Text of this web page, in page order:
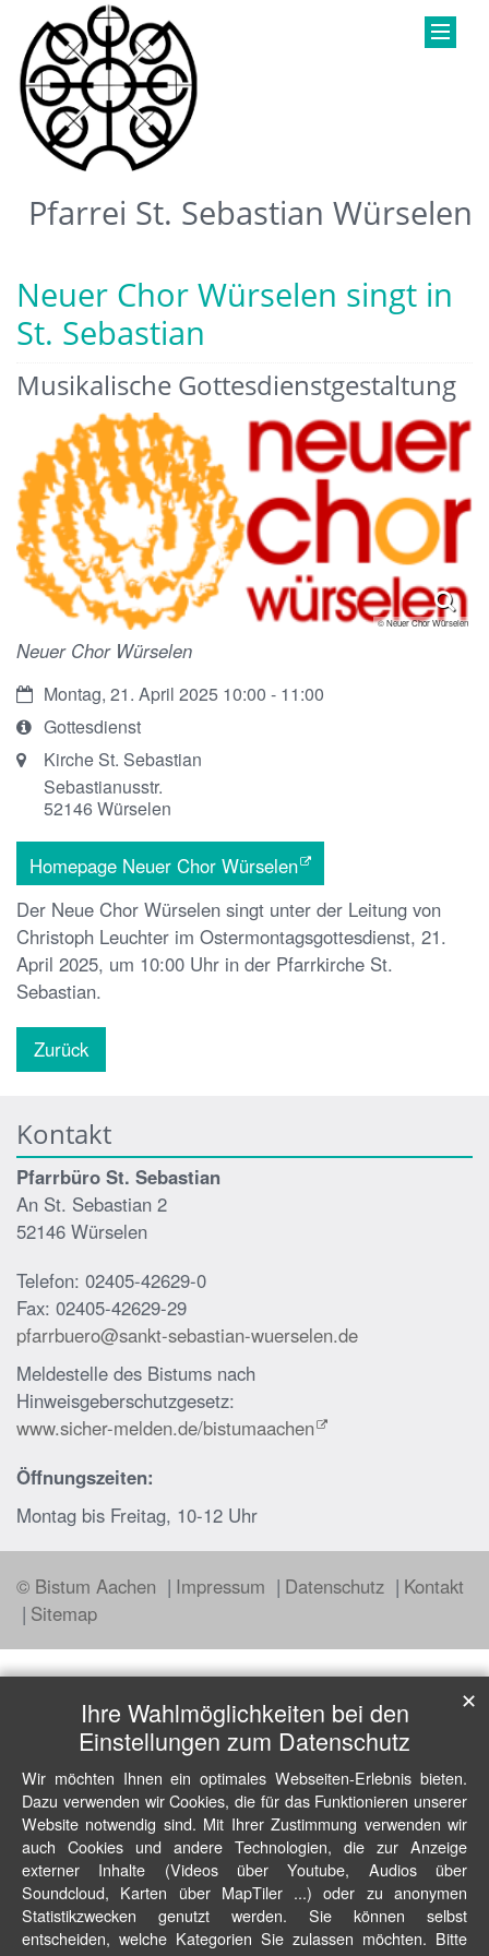
Pfarrei St. Sebastian Würselen
Neuer Chor Würselen singt in
St. Sebastian
Musikalische Gottesdienstgestaltung
© Neuer Chor Würselen
Neuer Chor Würselen
Datum:Montag, 21. April 2025 10:00 - 11:00
Art
bzw.
Nummer:
Gottesdienst
Ort: Kirche St. Sebastian
Sebastianusstr.
52146Würselen
Homepage Neuer Chor Würselen
Der Neue Chor Würselen singt unter der Leitung von
Christoph Leuchter im Ostermontagsgottesdienst, 21.
April 2025, um 10:00 Uhr in der Pfarrkirche St.
Sebastian.
Zurück
Kontakt
Pfarrbüro St. Sebastian
An St. Sebastian 2
52146 Würselen
Telefon: 02405-42629-0
Fax: 02405-42629-29
pfarrbuero@sankt-sebastian-wuerselen.de
Meldestelle des Bistums nach
Hinweisgeberschutzgesetz:
www.sicher-melden.de/bistumaachen
Öffnungszeiten:
Montag bis Freitag, 10-12 Uhr
© Bistum Aachen Impressum Datenschutz
Kontakt
Sitemap
Ihre Wahlmöglichkeiten bei den
Einstellungen zum Datenschutz
Wir möchten Ihnen ein optimales Webseiten-Erlebnis bieten.
Dazu verwenden wir Cookies, die für das Funktionieren unserer
Website notwendig sind. Mit Ihrer Zustimmung verwenden wir
auch Cookies und andere Technologien, die zur Anzeige
externer Inhalte (Videos über Youtube, Audios über
Soundcloud, Karten über MapTiler ...) oder zu anonymen
Statistikzwecken genutzt werden. Sie können selbst
entscheiden, welche Kategorien Sie zulassen möchten. Bitte
✕